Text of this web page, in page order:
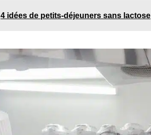
4 idées de petits-déjeuners sans lactose